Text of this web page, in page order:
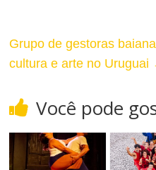
n
a
A
r
n
a
r
T
Grupo de gestoras
cultura e arte no Uruguai
Você pode